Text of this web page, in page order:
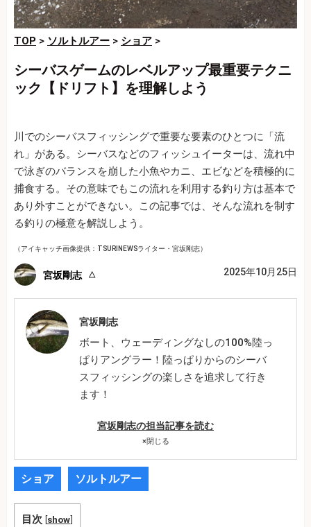
TOP > ソルトルアー > ショア >
シーバスゲームのレベルアップ最重要テクニ
ック【ドリフト】を理解しよう
川でのシーバスフィッシングで重要な要素のひとつに「流
れ」がある。シーバスなどのフィッシュイーターは、流れ中
で泳ぎのバランスを崩した小魚やカニ、エビなどを積極的に
捕食する。その意味でもこの流れを利用する釣り方は基本で
あり外すことができない。この記事では、そんな流れを制す
る釣りの極意を解説しよう。
（アイキャッチ画像提供：TSURINEWSライター・宮坂剛志）
宮坂剛志 2025年10月25日
宮坂剛志
ボート、ウェーディングなしの100%陸っ
ぱりアングラー！陸っぱりからのシーバ
スフィッシングの楽しさを追求して行き
ます！
宮坂剛志の担当記事を読む
×閉じる
ショア ソルトルアー
目次 [show]